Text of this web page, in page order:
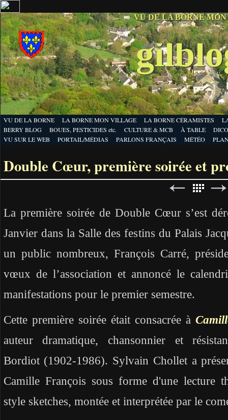
VU DE LA BORNE
VU DE LA BORNE LA BORNE MON VILLAGE LA BORNE CÉRAMISTES
BERRY BLOG
BOUES, PESTICIDES etc. CULTURE & MCB À TABLE
VU SUR LE WEB
PORTAIL/MÉDIAS PARLONS FRANÇAIS MÉTÉO
Double Cœur, première soirée et
La première soirée de Double Cœur s’est
Janvier dans la Salle des festins du Palais
un public nombreux, François Carré,
vœux de l’association et annoncé le
manifestations pour le premier semestre.
Cette première soirée était consacrée à
auteur dramatique, chansonnier et
Bordiot (1902-1986). Sylvain Chollet a
Camille François sous forme d'une lecture
style sketches, montée et interprétée par le